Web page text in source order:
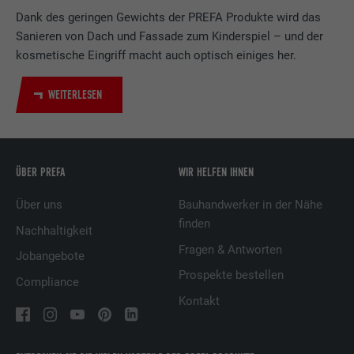
Dank des geringen Gewichts der PREFA Produkte wird das
Sanieren von Dach und Fassade zum Kinderspiel – und der
kosmetische Eingriff macht auch optisch einiges her.
WEITERLESEN
ÜBER PREFA
Über uns
Nachhaltigkeit
Jobangebote
Compliance
WIR HELFEN IHNEN
Bauhandwerker in der Nähe
finden
Fragen & Antworten
Prospekte bestellen
Kontakt
Zweck
LinkedIn für die Verfolgung der
Verwendung von eingebetteten
Name
Anbieter LinkedIn
Laufzeit
Wird verwendet, um Besucher auf
mehreren Webseiten zu verfolgen, um
Präferenzen des Besuchers zu